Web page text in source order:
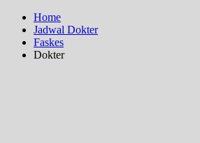
Home
Jadwal Dokter
Faskes
Dokter